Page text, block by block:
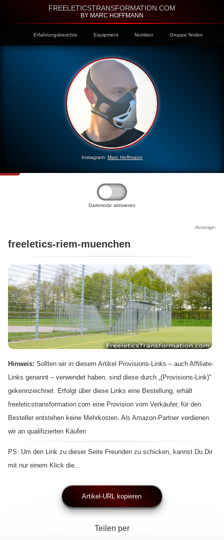
FREELETICSTRANSFORMATION.COM
BY MARC HOFFMANN
Erfahrungsberichte Equipment Nutrition Gruppe finden
Instagram: Marc Hoffmann
Darkmode aktivieren
-Anzeige-
freeletics-riem-muenchen
Hinweis: Sollten wir in diesem Artikel Provisions-Links – auch Affiliate-
Links genannt – verwendet haben, sind diese durch „(Provisions-Link)"
gekennzeichnet. Erfolgt über diese Links eine Bestellung, erhält
freeleticstransformation.com eine Provision vom Verkäufer, für den
Besteller entstehen keine Mehrkosten. Als Amazon-Partner verdienen
wir an qualifizierten Käufen
PS: Um den Link zu dieser Seite Freunden zu schicken, kannst Du Dir
mit nur einem Klick die...
Artikel-URL kopieren
Teilen per